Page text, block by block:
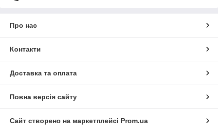
Про нас
Контакти
Доставка та оплата
Повна версія сайту
Сайт створено на маркетплейсі Prom.ua